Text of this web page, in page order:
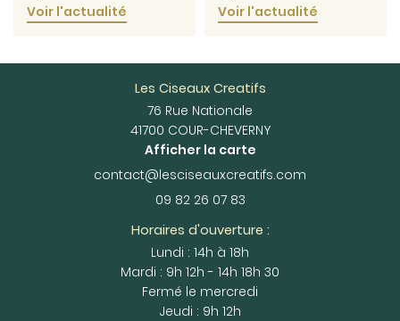
Voir l'actualité Voir l'actualité
Les Ciseaux Creatifs
76 Rue Nationale
41700 COUR-CHEVERNY
Afficher la carte
09 82 26 07 83
Horaires d'ouverture :
Lundi : 14h à 18h
Mardi : 9h 12h - 14h 18h 30
Fermé le mercredi
Jeudi : 9h 12h